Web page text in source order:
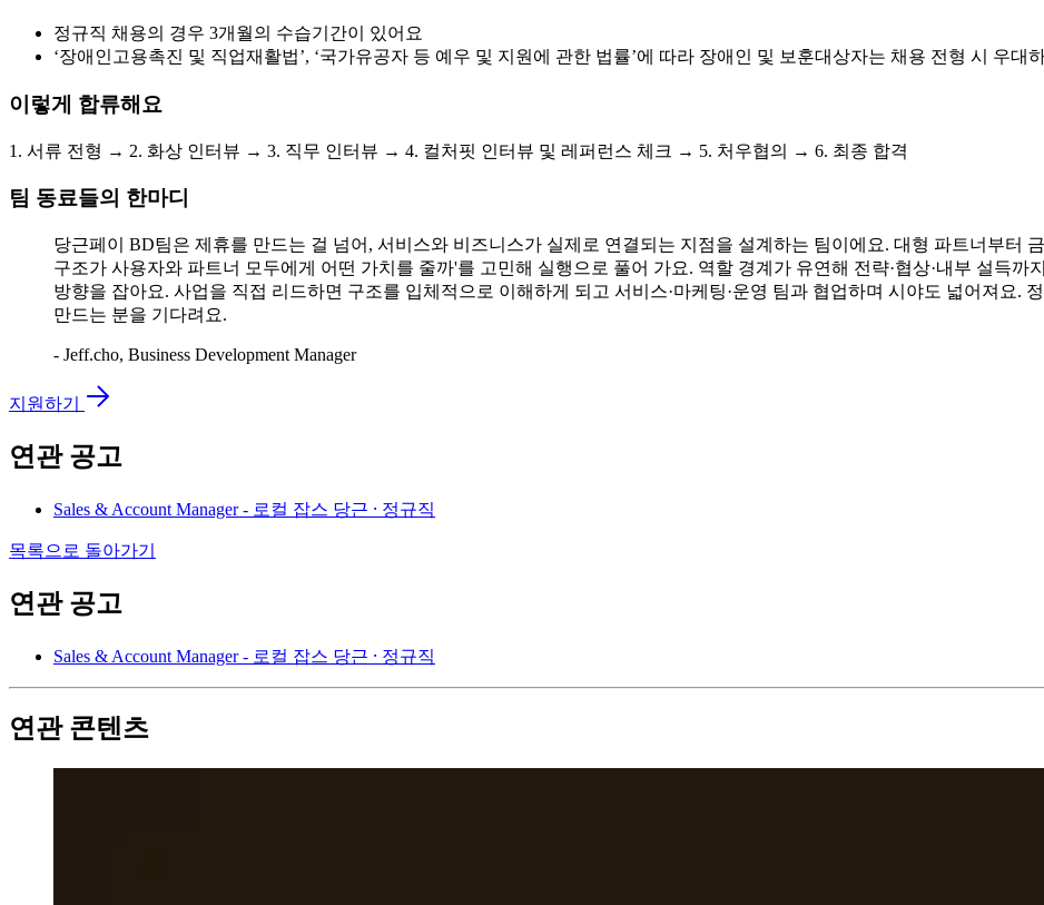
정규직 채용의 경우 3개월의 수습기간이 있어요
‘장애인고용촉진 및 직업재활법’, ‘국가유공자 등 예우 및 지원에 관한 법률’에 따라 장애인 및 보훈대상자는 채용 전형 시 우대
이렇게 합류해요
1. 서류 전형 → 2. 화상 인터뷰 → 3. 직무 인터뷰 → 4. 컬처핏 인터뷰 및 레퍼런스 체크 → 5. 처우협의 → 6. 최종 합격
팀 동료들의 한마디
당근페이 BD팀은 제휴를 만드는 걸 넘어, 서비스와 비즈니스가 실제로 연결되는 지점을 설계하는 팀이에요. 대형 파트너부터
구조가 사용자와 파트너 모두에게 어떤 가치를 줄까'를 고민해 실행으로 풀어 가요. 역할 경계가 유연해 전략·협상·내부 설득까
방향을 잡아요. 사업을 직접 리드하면 구조를 입체적으로 이해하게 되고 서비스·마케팅·운영 팀과 협업하며 시야도 넓어져요.
만드는 분을 기다려요.
- Jeff.cho, Business Development Manager
지원하기
연관 공고
Sales & Account Manager - 로컬 잡스 당근 ⸱ 정규직
목록으로 돌아가기
연관 공고
Sales & Account Manager - 로컬 잡스 당근 ⸱ 정규직
연관 콘텐츠